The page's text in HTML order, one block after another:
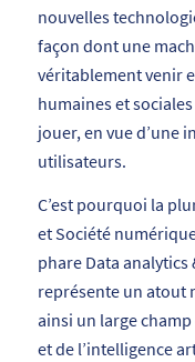
nouvelles
façon dont une
véritablement venir
humaines et
jouer, en vue d’une
utilisateurs.
C’est pourquoi la
et Société
phare Data analytics
représente un atout
ainsi un large
et de l’intelligence